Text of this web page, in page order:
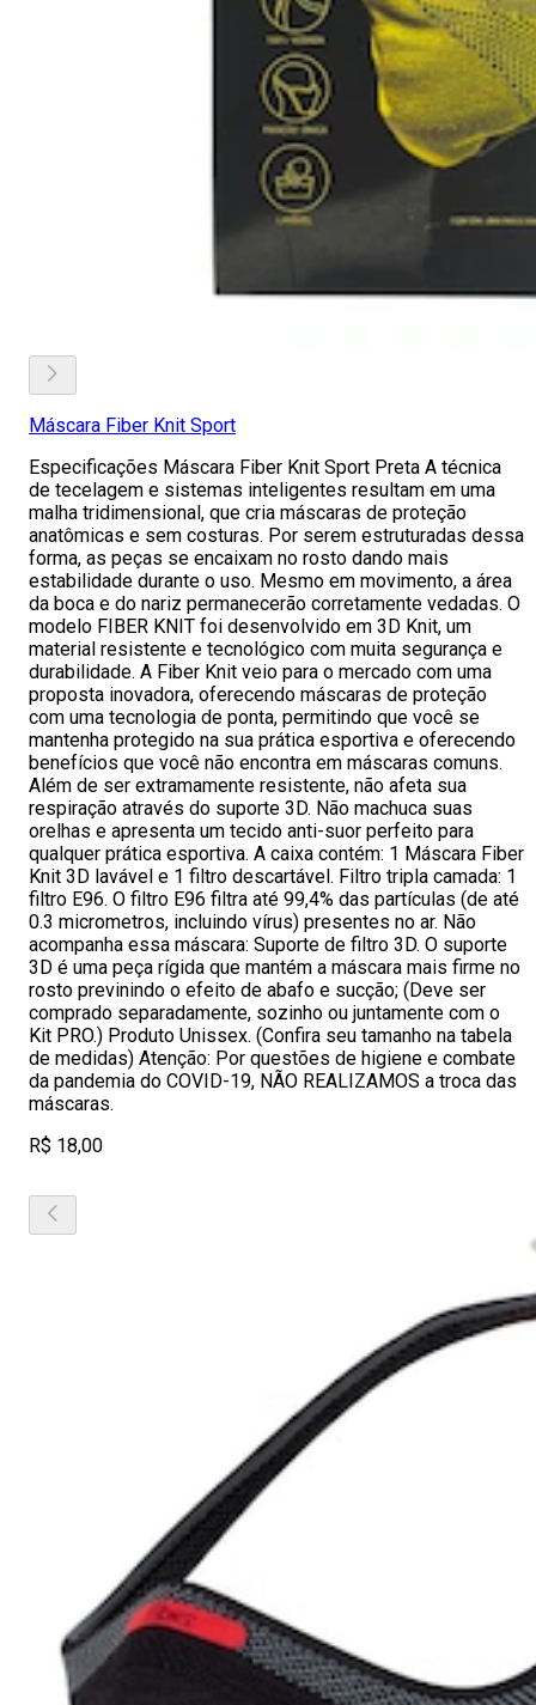
Máscara Fiber Knit Sport
Especificações Máscara Fiber Knit Sport Preta A técnica
de tecelagem e sistemas inteligentes resultam em uma
malha tridimensional, que cria máscaras de proteção
anatômicas e sem costuras. Por serem estruturadas dessa
forma, as peças se encaixam no rosto dando mais
estabilidade durante o uso. Mesmo em movimento, a área
da boca e do nariz permanecerão corretamente vedadas. O
modelo FIBER KNIT foi desenvolvido em 3D Knit, um
material resistente e tecnológico com muita segurança e
durabilidade. A Fiber Knit veio para o mercado com uma
proposta inovadora, oferecendo máscaras de proteção
com uma tecnologia de ponta, permitindo que você se
mantenha protegido na sua prática esportiva e oferecendo
benefícios que você não encontra em máscaras comuns.
Além de ser extramamente resistente, não afeta sua
respiração através do suporte 3D. Não machuca suas
orelhas e apresenta um tecido anti-suor perfeito para
qualquer prática esportiva. A caixa contém: 1 Máscara Fiber
Knit 3D lavável e 1 filtro descartável. Filtro tripla camada: 1
filtro E96. O filtro E96 filtra até 99,4% das partículas (de até
0.3 micrometros, incluindo vírus) presentes no ar. Não
acompanha essa máscara: Suporte de filtro 3D. O suporte
3D é uma peça rígida que mantém a máscara mais firme no
rosto previnindo o efeito de abafo e sucção; (Deve ser
comprado separadamente, sozinho ou juntamente com o
Kit PRO.) Produto Unissex. (Confira seu tamanho na tabela
de medidas) Atenção: Por questões de higiene e combate
da pandemia do COVID-19, NÃO REALIZAMOS a troca das
máscaras.
R$ 18,00